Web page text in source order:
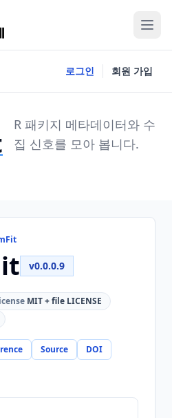
로그인 회원 가입
R 패키지 메타데이터와 수
집 신호를 모아 봅니다.
v0.0.0.9
MIT + file LICENSE
Source
DOI